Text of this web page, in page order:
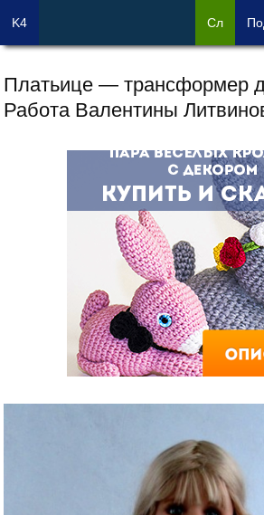
Платьице — трансформер
Работа Валентины
K4 Сл